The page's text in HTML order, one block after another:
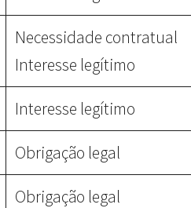
Necessidade contratual
Interesse legítimo
Interesse legítimo
Obrigação legal
Obrigação legal